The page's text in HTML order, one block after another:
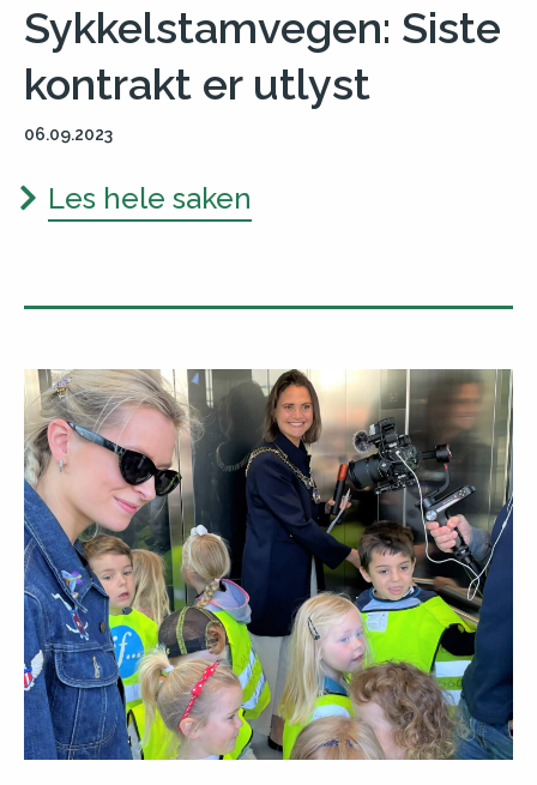
Sykkelstamvegen: Siste
kontrakt er utlyst
06.09.2023
Les hele saken